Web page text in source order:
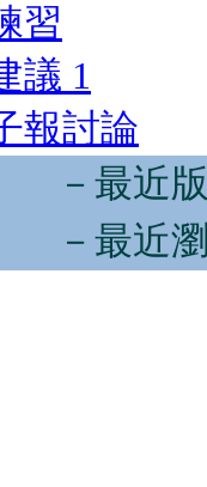
習
議 1
報討論
－最近
－最近